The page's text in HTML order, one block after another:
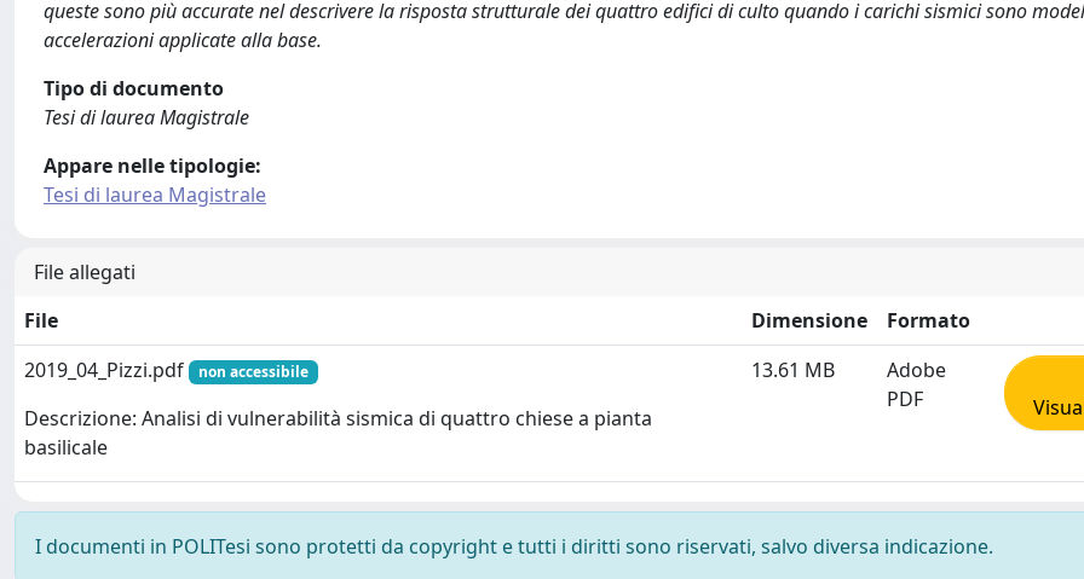
queste sono più accurate nel descrivere la risposta strutturale dei quattro edifici di culto quando i carichi sismici sono
accelerazioni applicate alla base.
Tipo di documento
Tesi di laurea Magistrale
Appare nelle tipologie:
Tesi di laurea Magistrale
File allegati
File
Dimensione
Formato
2019_04_Pizzi.pdf
non accessibile
Descrizione: Analisi di vulnerabilità sismica di quattro chiese a pianta
basilicale
13.61 MB
Adobe
PDF
I documenti in POLITesi sono protetti da copyright e tutti i diritti sono riservati, salvo diversa indicazione.